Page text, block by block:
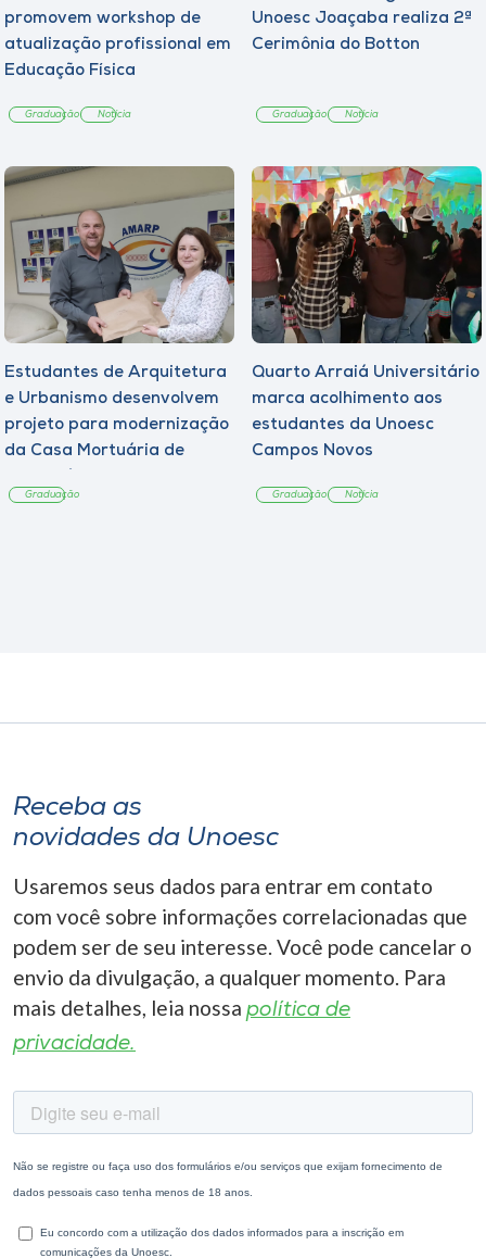
promovem workshop de
atualização profissional em
Educação Física
Graduação Notícia
Unoesc Joaçaba realiza 2ª
Cerimônia do Botton
Graduação Notícia
Estudantes de Arquitetura
e Urbanismo desenvolvem
projeto para modernização
da Casa Mortuária de
Graduação
Quarto Arraiá Universitário
marca acolhimento aos
estudantes da Unoesc
Campos Novos
Graduação Notícia
Receba as
novidades da Unoesc
Usaremos seus dados para entrar em contato
com você sobre informações correlacionadas que
podem ser de seu interesse. Você pode cancelar o
envio da divulgação, a qualquer momento. Para
mais detalhes, leia nossa política de
privacidade.